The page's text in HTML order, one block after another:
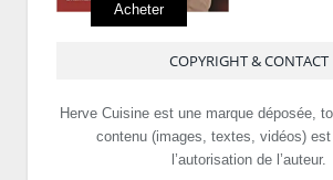
Acheter
COPYRIGHT & CONTACT
Herve Cuisine est une marque déposée,
contenu (images, textes, vidéos)
l’autorisation de l’auteur.